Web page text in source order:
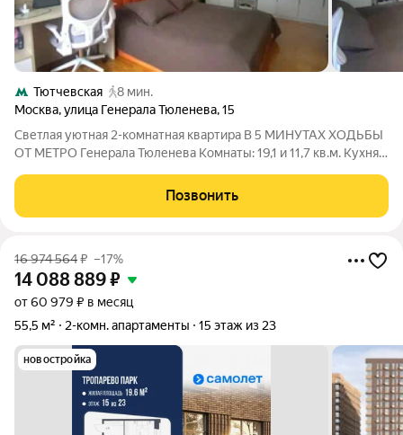
Тютчевская
8 мин.
Москва,улица Генерала Тюленева,15
Светлая уютная 2-комнатная квартира В 5 МИНУТАХ ХОДЬБЫ
ОТ МЕТРО Генерала Тюленева Комнаты: 19,1 и 11,7 кв.м. Кухня:
Квартира расположена на 3-м этаже 12-этажного панельного
дома 1986 года
Позвонить
16 974 564₽ –17%
14 088 889₽
от 60 979 ₽ в месяц
55,5 м²
2-комн. апартаменты 15 этаж из 23
новостройка